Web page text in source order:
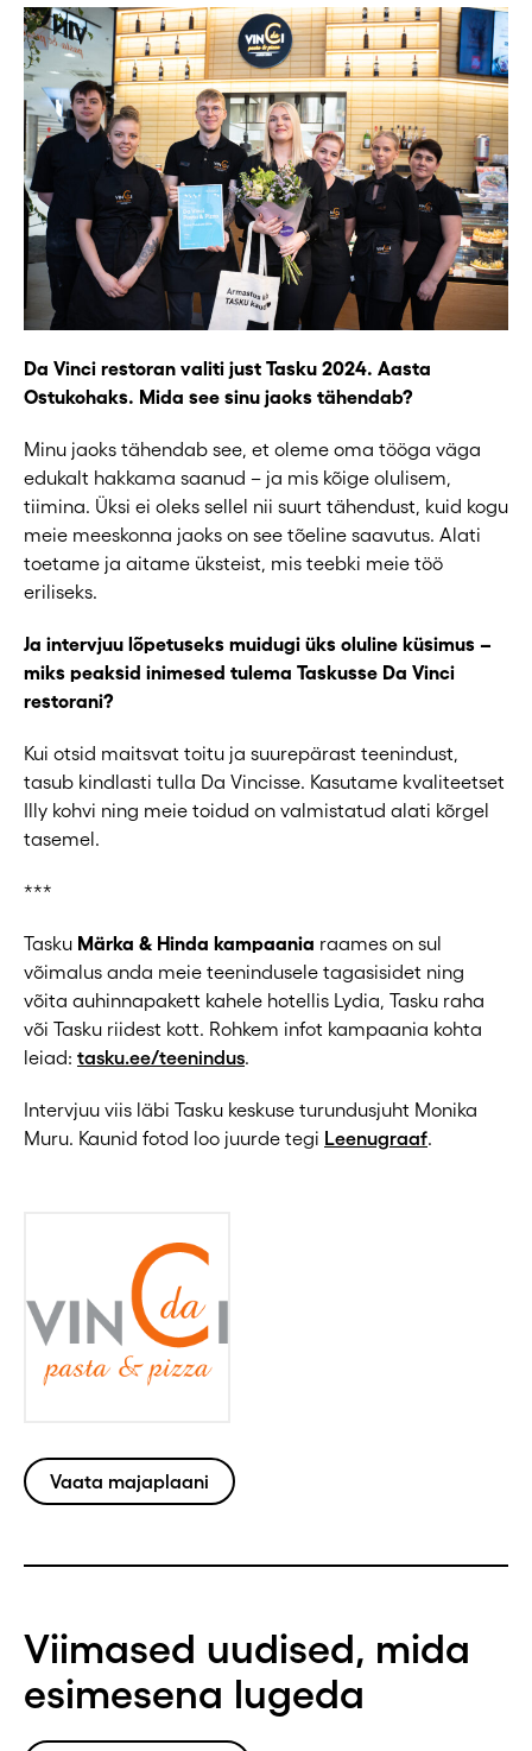
Da Vinci restoran valiti just Tasku 2024. Aasta
Ostukohaks. Mida see sinu jaoks tähendab?
Minu jaoks tähendab see, et oleme oma tööga väga
edukalt hakkama saanud – ja mis kõige olulisem,
tiimina. Üksi ei oleks sellel nii suurt tähendust, kuid kogu
meie meeskonna jaoks on see tõeline saavutus. Alati
toetame ja aitame üksteist, mis teebki meie töö
eriliseks.
Ja intervjuu lõpetuseks muidugi üks oluline küsimus –
miks peaksid inimesed tulema Taskusse Da Vinci
restorani?
Kui otsid maitsvat toitu ja suurepärast teenindust,
tasub kindlasti tulla Da Vincisse. Kasutame kvaliteetset
Illy kohvi ning meie toidud on valmistatud alati kõrgel
tasemel.
***
Tasku Märka & Hinda kampaania raames on sul
võimalus anda meie teenindusele tagasisidet ning
võita auhinnapakett kahele hotellis Lydia, Tasku raha
või Tasku riidest kott. Rohkem infot kampaania kohta
leiad: tasku.ee/teenindus.
Intervjuu viis läbi Tasku keskuse turundusjuht Monika
Muru. Kaunid fotod loo juurde tegi Leenugraaf.
Vaata majaplaani
Viimased uudised, mida
esimesena lugeda